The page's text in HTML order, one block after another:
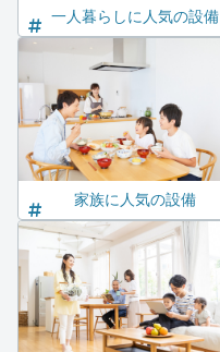
一人暮らしに人気の設備
家族に人気の設備